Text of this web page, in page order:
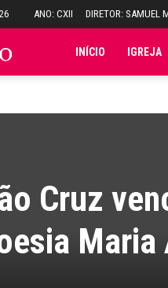
ANO: CXII DIRETOR: SAMUEL
Folha INÍCIO IGREJA
Cruz
Maria